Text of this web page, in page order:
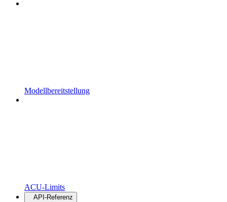
Modellbereitstellung
ACU-Limits
API-Referenz